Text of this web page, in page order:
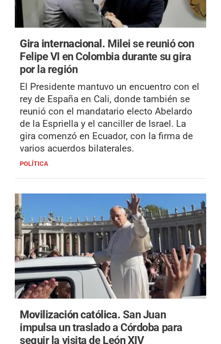
Gira internacional. Milei se reunió con
Felipe VI en Colombia durante su gira
por la región
El Presidente mantuvo un encuentro con el
rey de España en Cali, donde también se
reunió con el mandatario electo Abelardo
de la Espriella y el canciller de Israel. La
gira comenzó en Ecuador, con la firma de
varios acuerdos bilaterales.
POLÍTICA
Movilización católica. San Juan
impulsa un traslado a Córdoba para
seguir la visita de León XIV